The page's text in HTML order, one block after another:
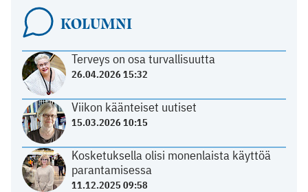
KOLUMNI
Terveys on osa turvallisuutta
26.04.2026 15:32
Viikon käänteiset uutiset
15.03.2026 10:15
Kosketuksella olisi monenlaista käyttöä
parantamisessa
11.12.2025 09:58